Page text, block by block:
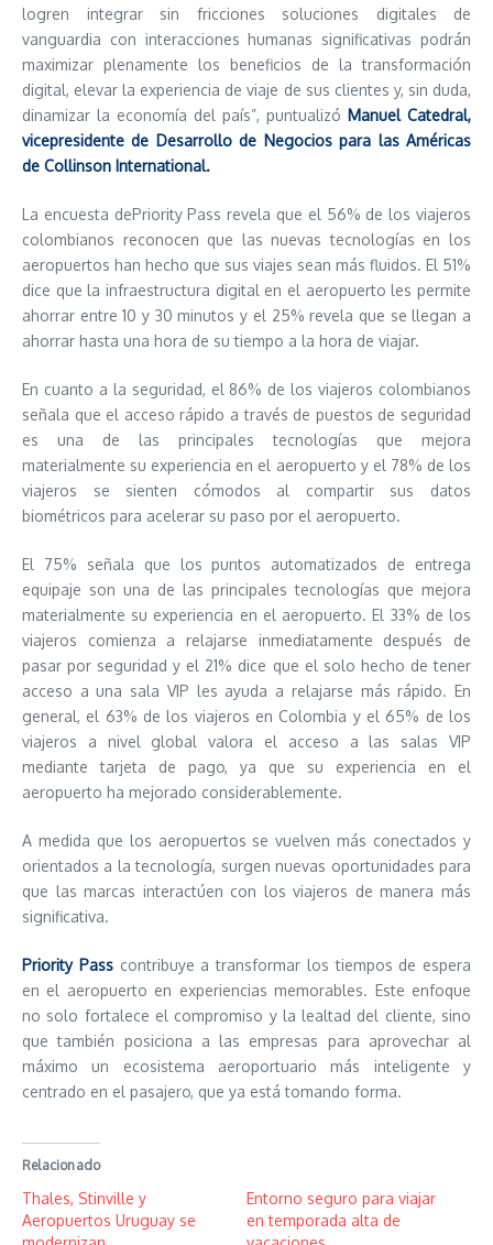
logren integrar sin fricciones soluciones digitales de
vanguardia con interacciones humanas significativas podrán
maximizar plenamente los beneficios de la transformación
digital, elevar la experiencia de viaje de sus clientes y, sin duda,
dinamizar la economía del país”, puntualizó Manuel Catedral,
vicepresidente de Desarrollo de Negocios para las Américas
de Collinson International.
La encuesta dePriority Pass revela que el 56% de los viajeros
colombianos reconocen que las nuevas tecnologías en los
aeropuertos han hecho que sus viajes sean más fluidos. El 51%
dice que la infraestructura digital en el aeropuerto les permite
ahorrar entre 10 y 30 minutos y el 25% revela que se llegan a
ahorrar hasta una hora de su tiempo a la hora de viajar.
En cuanto a la seguridad, el 86% de los viajeros colombianos
señala que el acceso rápido a través de puestos de seguridad
es una de las principales tecnologías que mejora
materialmente su experiencia en el aeropuerto y el 78% de los
viajeros se sienten cómodos al compartir sus datos
biométricos para acelerar su paso por el aeropuerto.
El 75% señala que los puntos automatizados de entrega
equipaje son una de las principales tecnologías que mejora
materialmente su experiencia en el aeropuerto. El 33% de los
viajeros comienza a relajarse inmediatamente después de
pasar por seguridad y el 21% dice que el solo hecho de tener
acceso a una sala VIP les ayuda a relajarse más rápido. En
general, el 63% de los viajeros en Colombia y el 65% de los
viajeros a nivel global valora el acceso a las salas VIP
mediante tarjeta de pago, ya que su experiencia en el
aeropuerto ha mejorado considerablemente.
A medida que los aeropuertos se vuelven más conectados y
orientados a la tecnología, surgen nuevas oportunidades para
que las marcas interactúen con los viajeros de manera más
significativa.
Priority Pass contribuye a transformar los tiempos de espera
en el aeropuerto en experiencias memorables. Este enfoque
no solo fortalece el compromiso y la lealtad del cliente, sino
que también posiciona a las empresas para aprovechar al
máximo un ecosistema aeroportuario más inteligente y
centrado en el pasajero, que ya está tomando forma.
Relacionado
Thales, Stinville y
Aeropuertos Uruguay se
Entorno seguro para viajar
en temporada alta de